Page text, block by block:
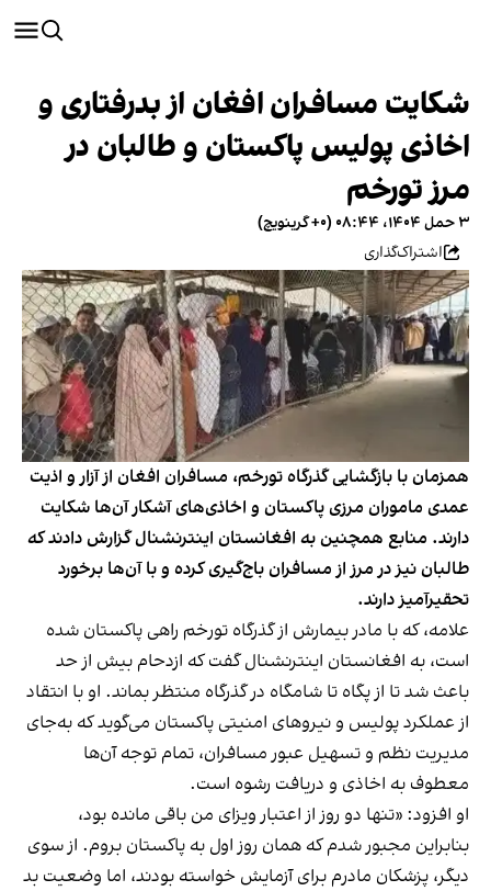
شکایت مسافران افغان از بدرفتاری و
اخاذی پولیس پاکستان و طالبان در
مرز تورخم
۳ حمل ۱۴۰۴، ۰۸:۴۴ (‎+۰ گرینویچ)
اشتراک‌گذاری
همزمان با بازگشایی گذرگاه تورخم، مسافران افغان از آزار و اذیت
عمدی ماموران مرزی پاکستان و اخاذی‌های آشکار آن‌ها شکایت
دارند. منابع همچنین به افغانستان اینترنشنال گزارش دادند که
طالبان نیز در مرز از مسافران باج‌گیری کرده و با آن‌ها برخورد
تحقیرآمیز دارند.
علامه، که با مادر بیمارش از گذرگاه تورخم راهی پاکستان شده
است، به افغانستان اینترنشنال گفت که ازدحام بیش از حد
باعث شد تا از پگاه تا شامگاه در گذرگاه منتظر بماند. او با انتقاد
از عملکرد پولیس و نیروهای امنیتی پاکستان می‌گوید که به‌جای
مدیریت نظم و تسهیل عبور مسافران، تمام توجه آن‌ها
معطوف به اخاذی و دریافت رشوه است.
او افزود: «تنها دو روز از اعتبار ویزای من باقی مانده بود،
بنابراین مجبور شدم که همان روز اول به پاکستان بروم. از سوی
دیگر، پزشکان مادرم برای آزمایش خواسته بودند، اما وضعیت بد